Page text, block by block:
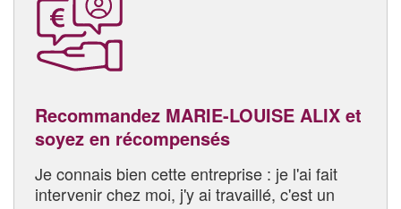
Recommandez MARIE-LOUISE ALIX et
soyez en récompensés
Je connais bien cette entreprise : je l'ai fait
intervenir chez moi, j'y ai travaillé, c'est un